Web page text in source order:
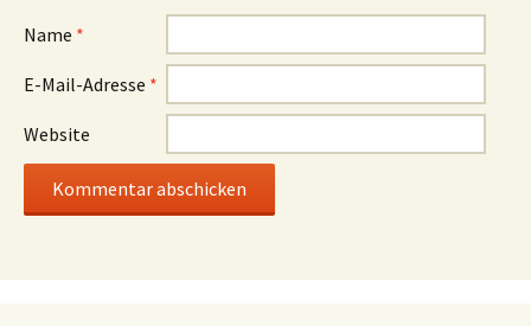
Name *
E-Mail-Adresse *
Website